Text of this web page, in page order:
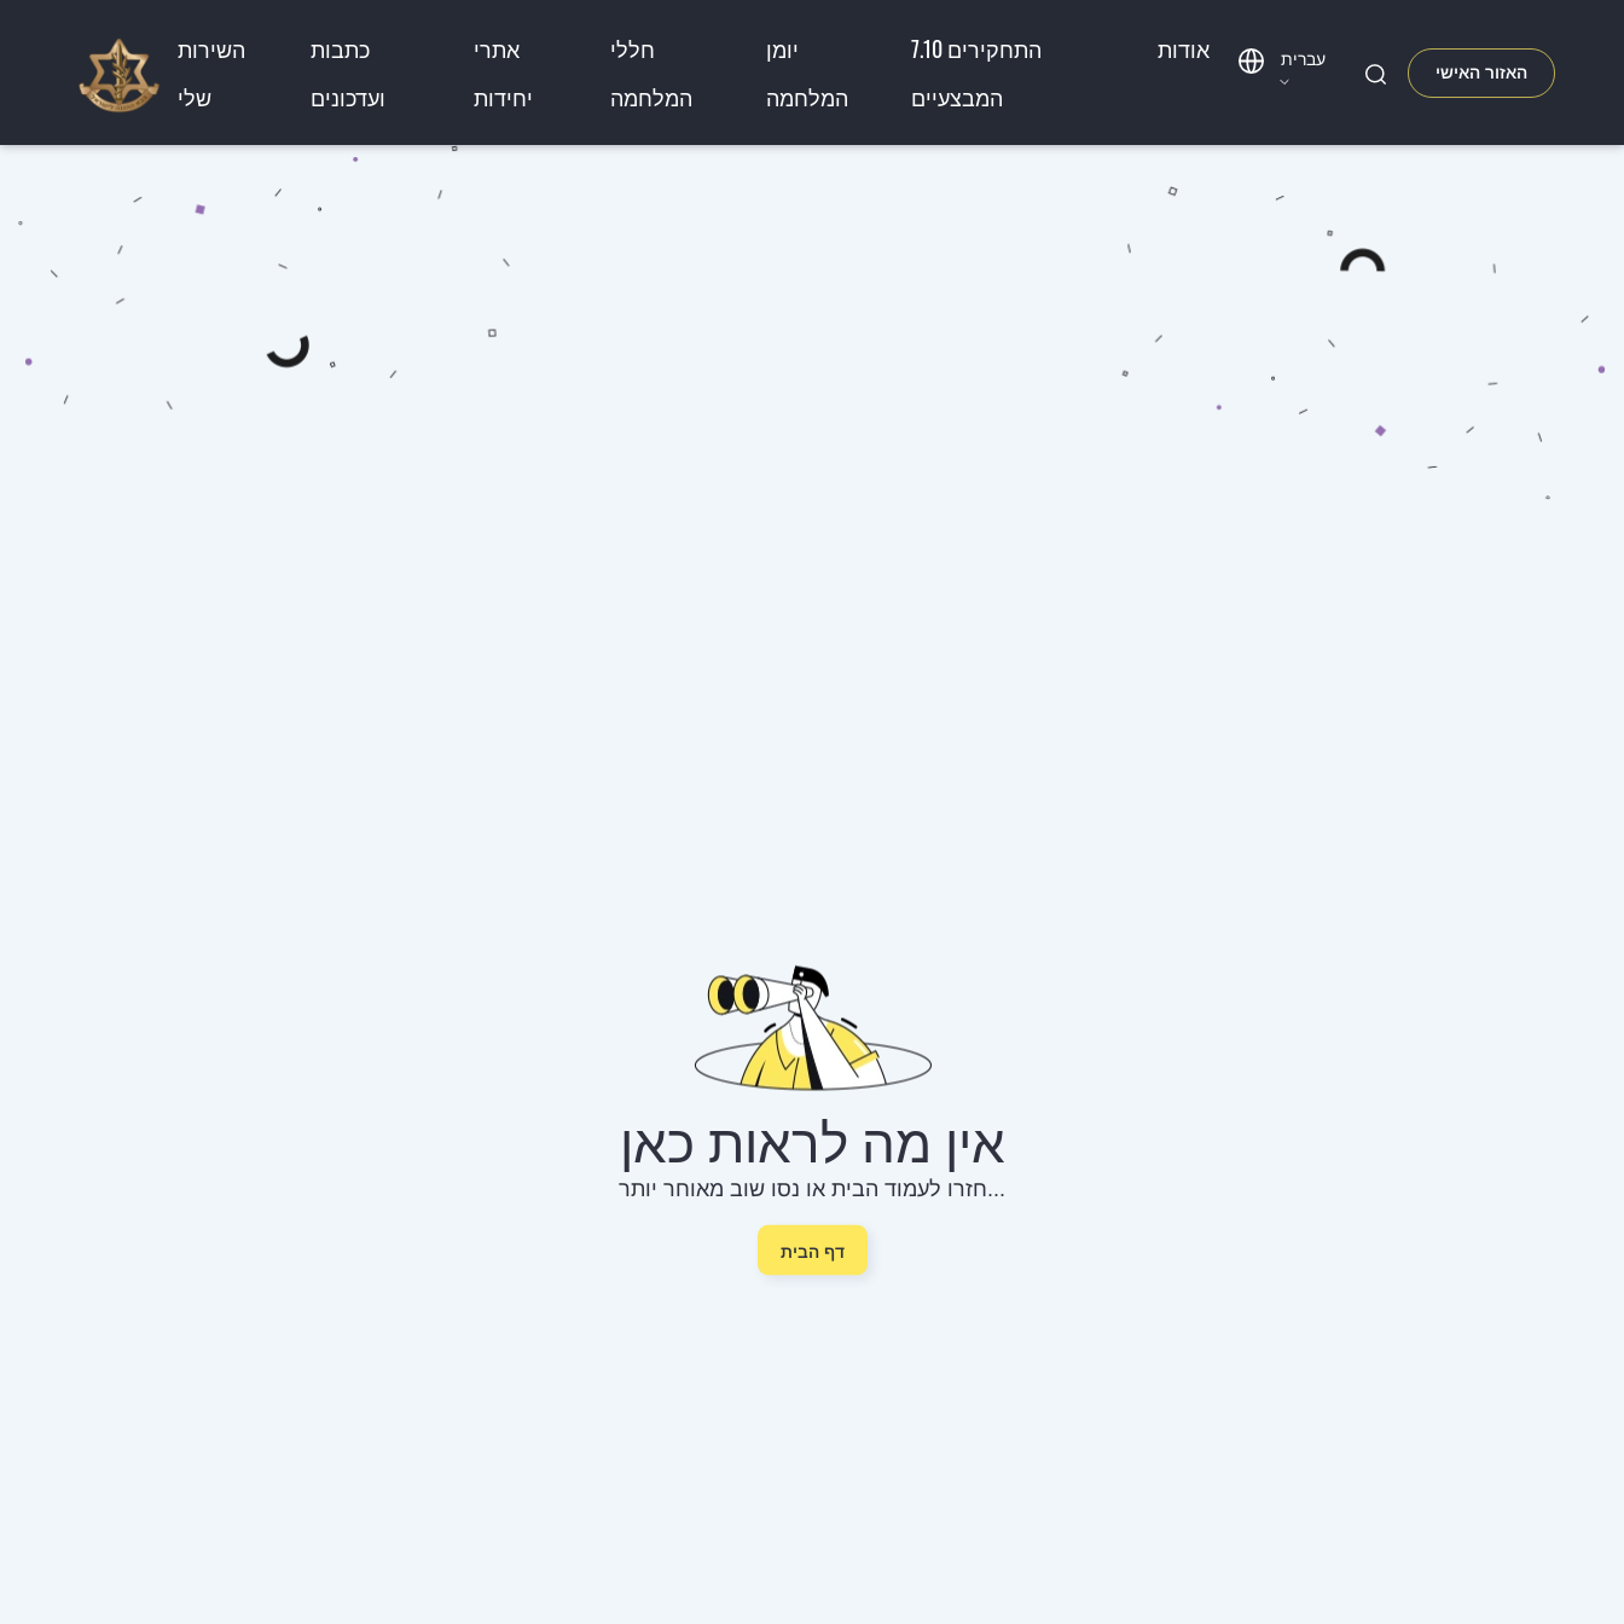
השירות
שלי
כתבות
ועדכונים
אתרי
יחידות
חללי
המלחמה
יומן
המלחמה
7.10 התחקירים
המבצעיים
אודות עברית
האזור האישי
אין מה לראות כאן
חזרו לעמוד הבית או נסו שוב מאוחר יותר...
דף הבית